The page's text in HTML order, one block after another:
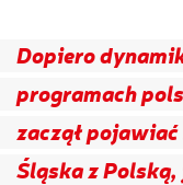
Dopiero
programach
zaczął
Śląska z